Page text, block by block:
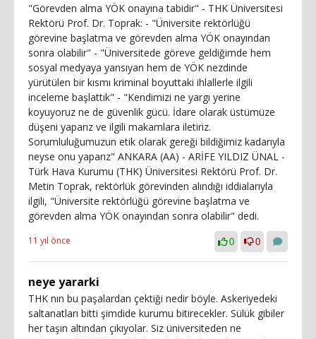
"Görevden alma YÖK onayına tabidir" - THK Üniversitesi
Rektörü Prof. Dr. Toprak: - "Üniversite rektörlüğü
görevine başlatma ve görevden alma YÖK onayından
sonra olabilir" - "Üniversitede göreve geldiğimde hem
sosyal medyaya yansıyan hem de YÖK nezdinde
yürütülen bir kısmı kriminal boyuttaki ihlallerle ilgili
inceleme başlattık" - "Kendimizi ne yargı yerine
koyuyoruz ne de güvenlik gücü. İdare olarak üstümüze
düşeni yaparız ve ilgili makamlara iletiriz.
Sorumluluğumuzun etik olarak gereği bildiğimiz kadarıyla
neyse onu yaparız" ANKARA (AA) - ARİFE YILDIZ ÜNAL -
Türk Hava Kurumu (THK) Üniversitesi Rektörü Prof. Dr.
Metin Toprak, rektörlük görevinden alındığı iddialarıyla
ilgili, "Üniversite rektörlüğü görevine başlatma ve
görevden alma YÖK onayından sonra olabilir" dedi.
11 yıl önce 0 0
neye yararki
THK nın bu paşalardan çektiği nedir böyle. Askeriyedeki
saltanatları bitti şimdide kurumu bitirecekler. Sülük gibiler
her taşın altından çıkıyolar. Siz üniversiteden ne